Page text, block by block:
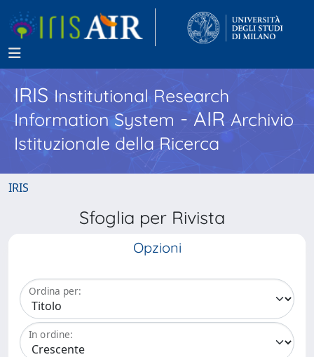
IRISInstitutional Research
Information System - AIR Archivio
Istituzionale della Ricerca
IRIS
Sfoglia per Rivista
Opzioni
Ordina per:
In ordine: